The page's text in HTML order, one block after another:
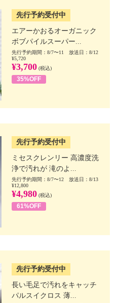
先行予約受付中
エアーかおるオーガニック
ボブパイルスーパー...
先行予約期間：8/7〜11 放送日：8/12
¥5,720
¥3,700 (税込)
35%OFF
先行予約受付中
ミセスクレンリー 高濃度洗
浄で汚れが 滝のよ...
先行予約期間：8/7〜12 放送日：8/13
¥12,800
¥4,980 (税込)
61%OFF
先行予約受付中
長い毛足で汚れをキャッチ
パルスイクロス 薄...